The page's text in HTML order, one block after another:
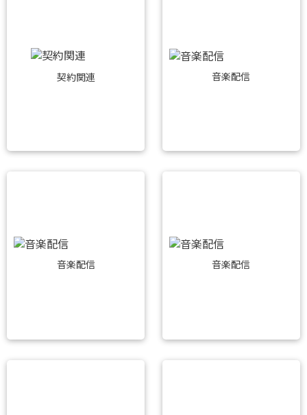
契約関連 音楽配信
音楽配信 音楽配信